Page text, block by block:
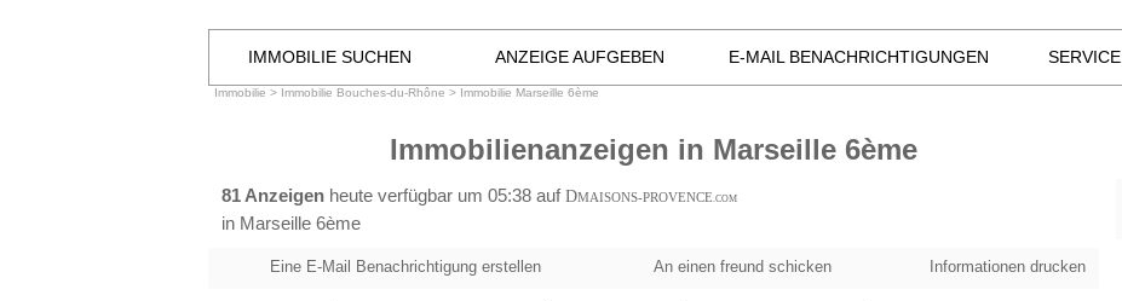
IMMOBILIE SUCHEN ANZEIGE AUFGEBEN E-MAIL BENACHRICHTIGUNGEN SERVICE
Immobilie > Immobilie Bouches-du-Rhône > Immobilie Marseille 6ème
Immobilienanzeigen in Marseille 6ème
81 Anzeigen heute verfügbar um 05:38 auf DMAISONS-PROVENCE.COM
in Marseille 6ème
Eine E-Mail Benachrichtigung erstellen An einen freund schicken Informationen drucken